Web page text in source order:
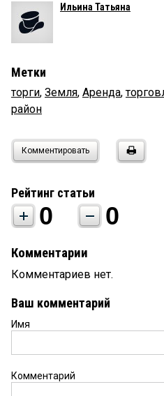
Ильина Татьяна
Метки
торги, Земля, Аренда,
район
Комментировать
Рейтинг статьи
0 0
Комментарии
Комментариев нет.
Ваш комментарий
Имя
Комментарий